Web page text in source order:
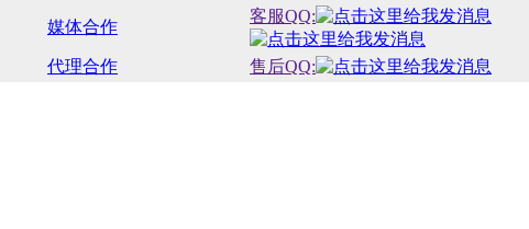
媒体合作
客服QQ:
代理合作 售后QQ: